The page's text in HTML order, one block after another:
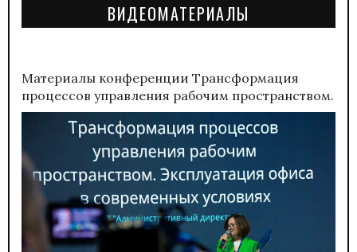
ВИДЕОМАТЕРИАЛЫ
Материалы конференции Трансформация
процессов управления рабочим пространством.